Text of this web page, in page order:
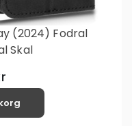
(2024) Fodral
Skal